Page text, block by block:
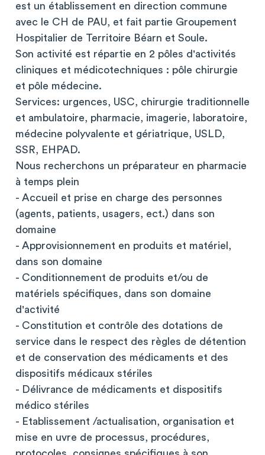
est un établissement en direction commune
avec le CH de PAU, et fait partie Groupement
Hospitalier de Territoire Béarn et Soule.
Son activité est répartie en 2 pôles d'activités
cliniques et médicotechniques : pôle chirurgie
et pôle médecine.
Services: urgences, USC, chirurgie traditionnelle
et ambulatoire, pharmacie, imagerie, laboratoire,
médecine polyvalente et gériatrique, USLD,
SSR, EHPAD.
Nous recherchons un préparateur en pharmacie
à temps plein
- Accueil et prise en charge des personnes
(agents, patients, usagers, ect.) dans son
domaine
- Approvisionnement en produits et matériel,
dans son domaine
- Conditionnement de produits et/ou de
matériels spécifiques, dans son domaine
d'activité
- Constitution et contrôle des dotations de
service dans le respect des règles de détention
et de conservation des médicaments et des
dispositifs médicaux stériles
- Délivrance de médicaments et dispositifs
médico stériles
- Etablissement /actualisation, organisation et
mise en uvre de processus, procédures,